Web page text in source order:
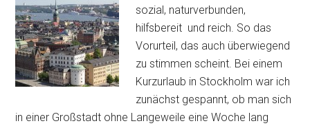
sozial, naturverbunden,
hilfsbereit und reich. So das
Vorurteil, das auch überwiegend
zu stimmen scheint. Bei einem
Kurzurlaub in Stockholm war ich
zunächst gespannt, ob man sich
in einer Großstadt ohne Langeweile eine Woche lang